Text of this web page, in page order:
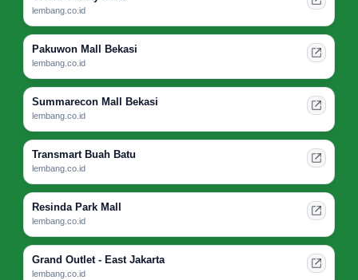
lembang.co.id
Pakuwon Mall Bekasi
lembang.co.id
Summarecon Mall Bekasi
lembang.co.id
Transmart Buah Batu
lembang.co.id
Resinda Park Mall
lembang.co.id
Grand Outlet - East Jakarta
lembang.co.id